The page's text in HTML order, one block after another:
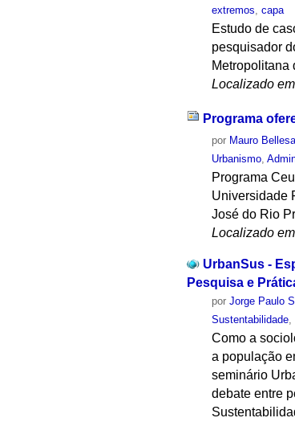
extremos,capa
Estudo de
pesquisador
Metropolitana
Localizado em
Programa
por Mauro
Urbanismo,
Programa
Universidade
José do Rio
Localizado em
UrbanSus -
Pesquisa e
porJorge Paulo
Sustentabilidade ,
Como a
a população
seminário
debate entre